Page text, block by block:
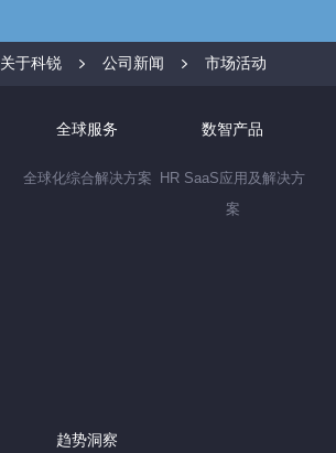
关于科锐 公司新闻 市场活动
全球服务
全球化综合解决方案
数智产品
HR SaaS应用及解决方
案
趋势洞察